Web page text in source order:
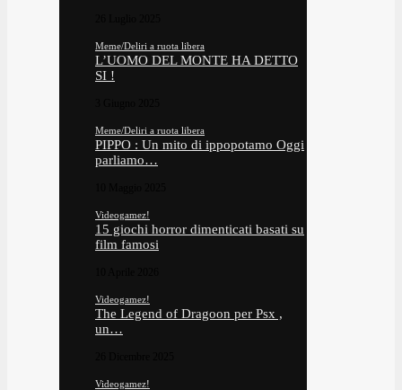
Meme/Deliri a ruota libera
L’UOMO DEL MONTE HA DETTO
SI !
Meme/Deliri a ruota libera
PIPPO : Un mito di ippopotamo Oggi
parliamo…
Videogamez!
15 giochi horror dimenticati basati su
film famosi
Videogamez!
The Legend of Dragoon per Psx ,
un…
Videogamez!